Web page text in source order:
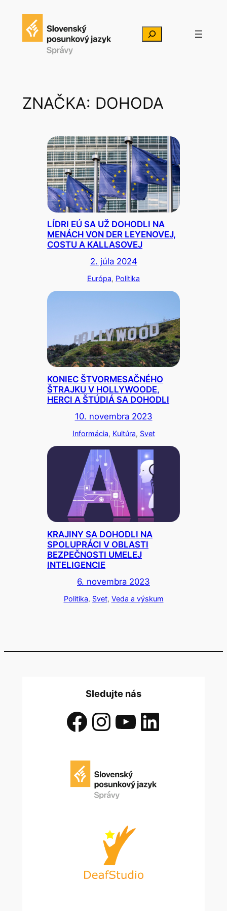
Hľadať
ZNAČKA: DOHODA
LÍDRI EÚ SA UŽ DOHODLI NA
MENÁCH VON DER LEYENOVEJ,
COSTU A KALLASOVEJ
2. júla 2024
Európa, Politika
KONIEC ŠTVORMESAČNÉHO
ŠTRAJKU V HOLLYWOODE,
HERCI A ŠTÚDIÁ SA DOHODLI
10. novembra 2023
Informácia, Kultúra, Svet
KRAJINY SA DOHODLI NA
SPOLUPRÁCI V OBLASTI
BEZPEČNOSTI UMELEJ
INTELIGENCIE
6. novembra 2023
Politika, Svet, Veda a výskum
Sledujte nás
Facebook InstagramYouTube LinkedIn